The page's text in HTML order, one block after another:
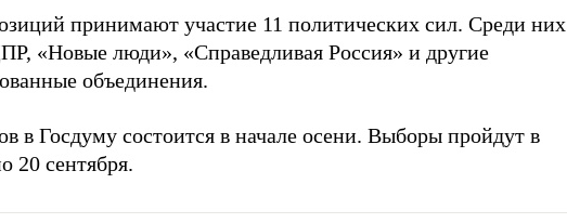
принимают участие 11 политических сил. Среди них
«Новые люди», «Справедливая Россия» и другие
объединения.
в Госдуму состоится в начале осени. Выборы пройдут в
20 сентября.